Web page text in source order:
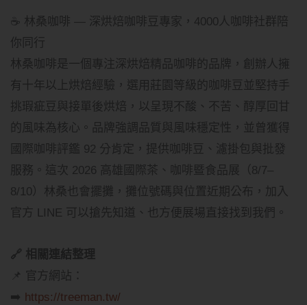
☕ 林桑咖啡 — 深烘焙咖啡豆專家，4000人咖啡社群陪
你同行
林桑咖啡是一個專注深烘焙精品咖啡的品牌，創辦人擁
有十年以上烘焙經驗，選用莊園等級的咖啡豆並堅持手
挑瑕疵豆與接單後烘焙，以呈現不酸、不苦、醇厚回甘
的風味為核心。品牌強調品質與風味穩定性，並曾獲得
國際咖啡評鑑 92 分肯定，提供咖啡豆、濾掛包與批發
服務。這次 2026 高雄國際茶、咖啡暨食品展（8/7–
8/10）林桑也會擺攤，攤位號碼與位置近期公布，加入
官方 LINE 可以搶先知道、也方便展場直接找到我們。
🔗 相關連結整理
📌 官方網站：
➡️ https://treeman.tw/